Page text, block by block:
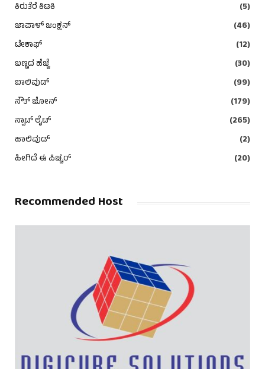
ಕಿರುತೆರೆ ಕಿಟಕಿ
(5)
ಜಾಪಾಳ್ ಜಂಕ್ಷನ್
(46)
ಟೇಕಾಫ್
(12)
ಬಣ್ಣದ ಹೆಜ್ಜೆ
(30)
ಬಾಲಿವುಡ್
(99)
ಸೌತ್ ಜೋನ್
(179)
ಸ್ಪಾಟ್ ಲೈಟ್
(265)
ಹಾಲಿವುಡ್
(2)
ಹೀಗಿದೆ ಈ ಪಿಚ್ಚರ್
(20)
Recommended Host